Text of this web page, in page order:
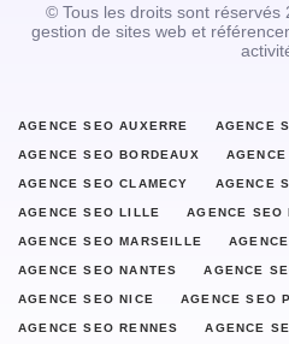
© Tous les droits sont réservés
gestion de sites web et
AGENCE SEO AUXERRE AGENCE
AGENCE SEO BORDEAUX
AGENCE SEO CLAMECY AGENCE
AGENCE SEO LILLE AGENCE SEO
AGENCE SEO MARSEILLE
AGENCE SEO NANTES AGENCE
AGENCE SEO NICE AGENCE SEO
AGENCE SEO RENNES AGENCE